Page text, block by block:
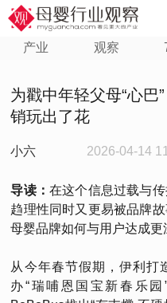
产业 观察
为戳中年轻父母“心巴
销玩出了花
小六 2026-04-14
导读：在这个信息过载与
趋理性同时又更易被品牌
母婴品牌如何与用户达成更
从今年春节假期，伊利打
办“瑞哺恩国宝新春乐